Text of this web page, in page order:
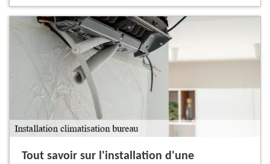
Tout savoir sur l'installation d'une